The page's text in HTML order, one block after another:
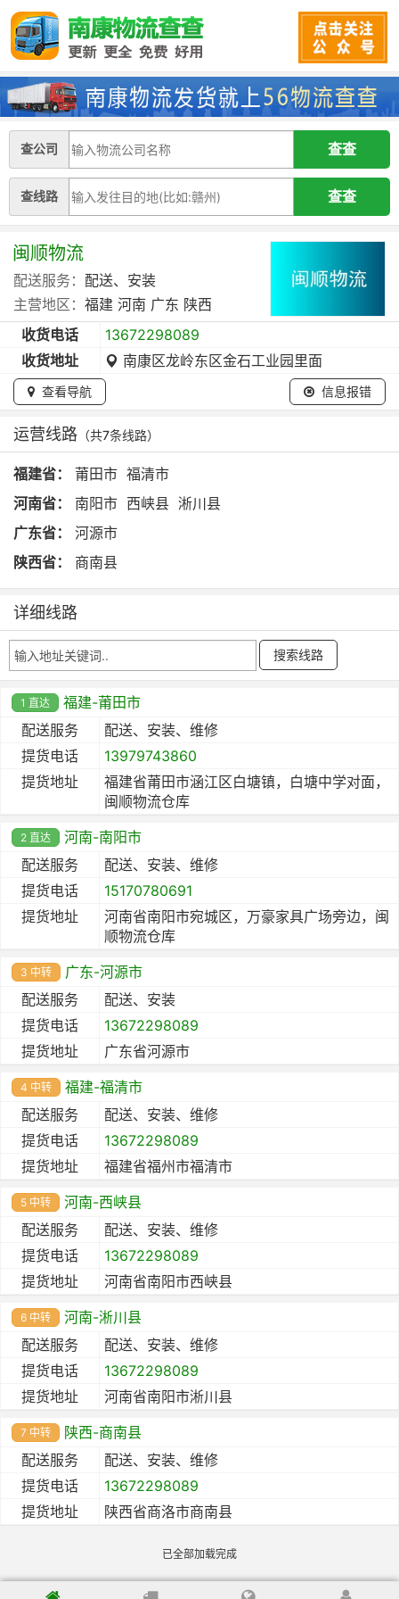
查公司
查线路
闽顺物流
配送服务： 配送、安装
主营地区： 福建 河南 广东 陕西
收货电话
13672298089
收货地址
南康区龙岭东区金石工业园里面
查看导航 信息报错
运营线路 （共7条线路）
福建省： 莆田市 福清市
河南省：
南阳市 西峡县 淅川县
广东省：
河源市
陕西省：
商南县
详细线路
1 直达
福建-莆田市
配送服务
配送、安装、维修
提货电话
13979743860
提货地址
福建省莆田市涵江区白塘镇，白塘中学对面，
闽顺物流仓库
2 直达
河南-南阳市
配送服务
配送、安装、维修
提货电话
15170780691
提货地址
河南省南阳市宛城区，万豪家具广场旁边，闽
顺物流仓库
3 中转
广东-河源市
配送服务
配送、安装
提货电话
13672298089
提货地址
广东省河源市
4 中转
福建-福清市
配送服务
配送、安装、维修
提货电话
13672298089
提货地址
福建省福州市福清市
5 中转
河南-西峡县
配送服务
配送、安装、维修
提货电话
13672298089
提货地址
河南省南阳市西峡县
6 中转
河南-淅川县
配送服务
配送、安装、维修
提货电话
13672298089
提货地址
河南省南阳市淅川县
7 中转
陕西-商南县
配送服务
配送、安装、维修
提货电话
13672298089
提货地址
陕西省商洛市商南县
已全部加载完成